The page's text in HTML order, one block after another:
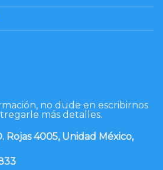
no dude en escribirnos
más detalles.
Rojas 4005, Unidad México,